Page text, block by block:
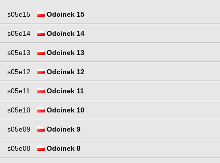
s05e15 Odcinek 15
s05e14 Odcinek 14
s05e13 Odcinek 13
s05e12 Odcinek 12
s05e11 Odcinek 11
s05e10 Odcinek 10
s05e09 Odcinek 9
s05e08 Odcinek 8